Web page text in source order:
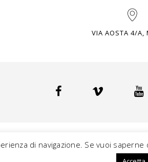
VIA AOSTA 4/A,
di navigazione. Se vuoi